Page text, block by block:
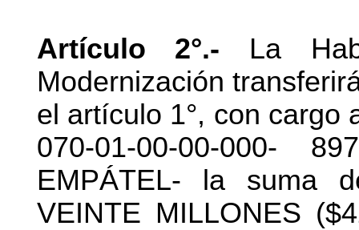
Artículo 2°.- La
Modernización
el artículo 1°, con cargo
070-01-00-00-000-
EMPÁTEL- la suma
VEINTE MILLONES